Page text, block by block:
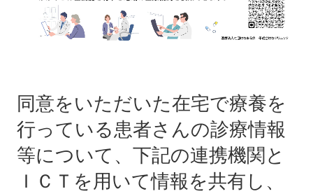
同意をいただいた在宅で療養を
行っている患者さんの診療情報
等について、下記の連携機関と
ＩＣＴを用いて情報を共有し、